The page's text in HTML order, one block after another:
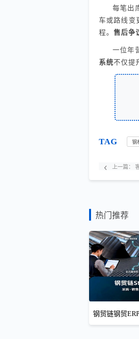
每笔出
车或路线变
程。 售后争
一位年
系统不仅提
TAG 钢
上一篇：
热门推荐
钢贸链钢贸